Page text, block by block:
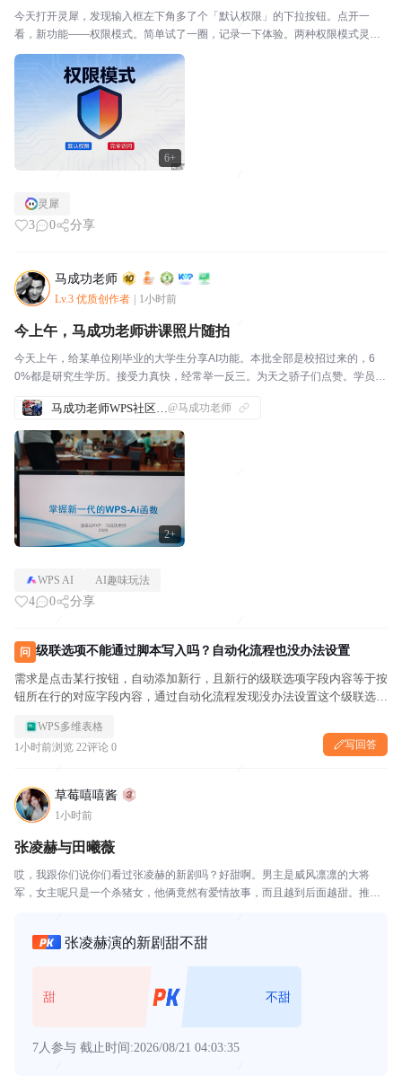
6+
今天打开灵犀，发现输入框左下角多了个「默认权限」的下拉按钮。点开一
看，新功能——权限模式。简单试了一圈，记录一下体验。两种权限模式灵犀
现在提供两种权限模式：默认权限：推荐大多数人用的安全模式。灵犀可以正
常执行任务，但遇到要删除非灵犀自己生成的文件时，会先弹...
灵犀
3 0 分享
马成功老师
Lv.3 优质创作者 1小时前
2+
今上午，马成功老师讲课照片随拍
今天上午，给某单位刚毕业的大学生分享AI功能。本批全部是校招过来的，6
0%都是研究生学历。接受力真快，经常举一反三。为天之骄子们点赞。学员纷
货当自强”
@马成功老师
WPS AI AI趣味玩法
4 0 分享
问 级联选项不能通过脚本写入吗？自动化流程也没办法设置
需求是点击某行按钮，自动添加新行，且新行的级联选项字段内容等于按
钮所在行的对应字段内容，通过自动化流程发现没办法设置这个级联选项
办法能实现填充级联选项字段？
WPS多维表格
1小时前浏览 22评论 0 写回答
草莓嘻嘻酱
1小时前
张凌赫与田曦薇
哎，我跟你们说你们看过张凌赫的新剧吗？好甜啊。男主是威风凛凛的大将
军，女主呢只是一个杀猪女，他俩竟然有爱情故事，而且越到后面越甜。推荐
张凌赫演的新剧甜不甜
甜 不甜
7人参与 截止时间:2026/08/21 04:03:35